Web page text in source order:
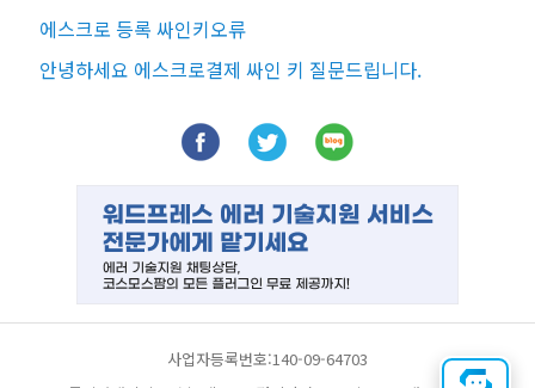
에스크로 등록 싸인키오류
안녕하세요 에스크로결제 싸인 키 질문드립니다.
사업자등록번호:140-09-64703